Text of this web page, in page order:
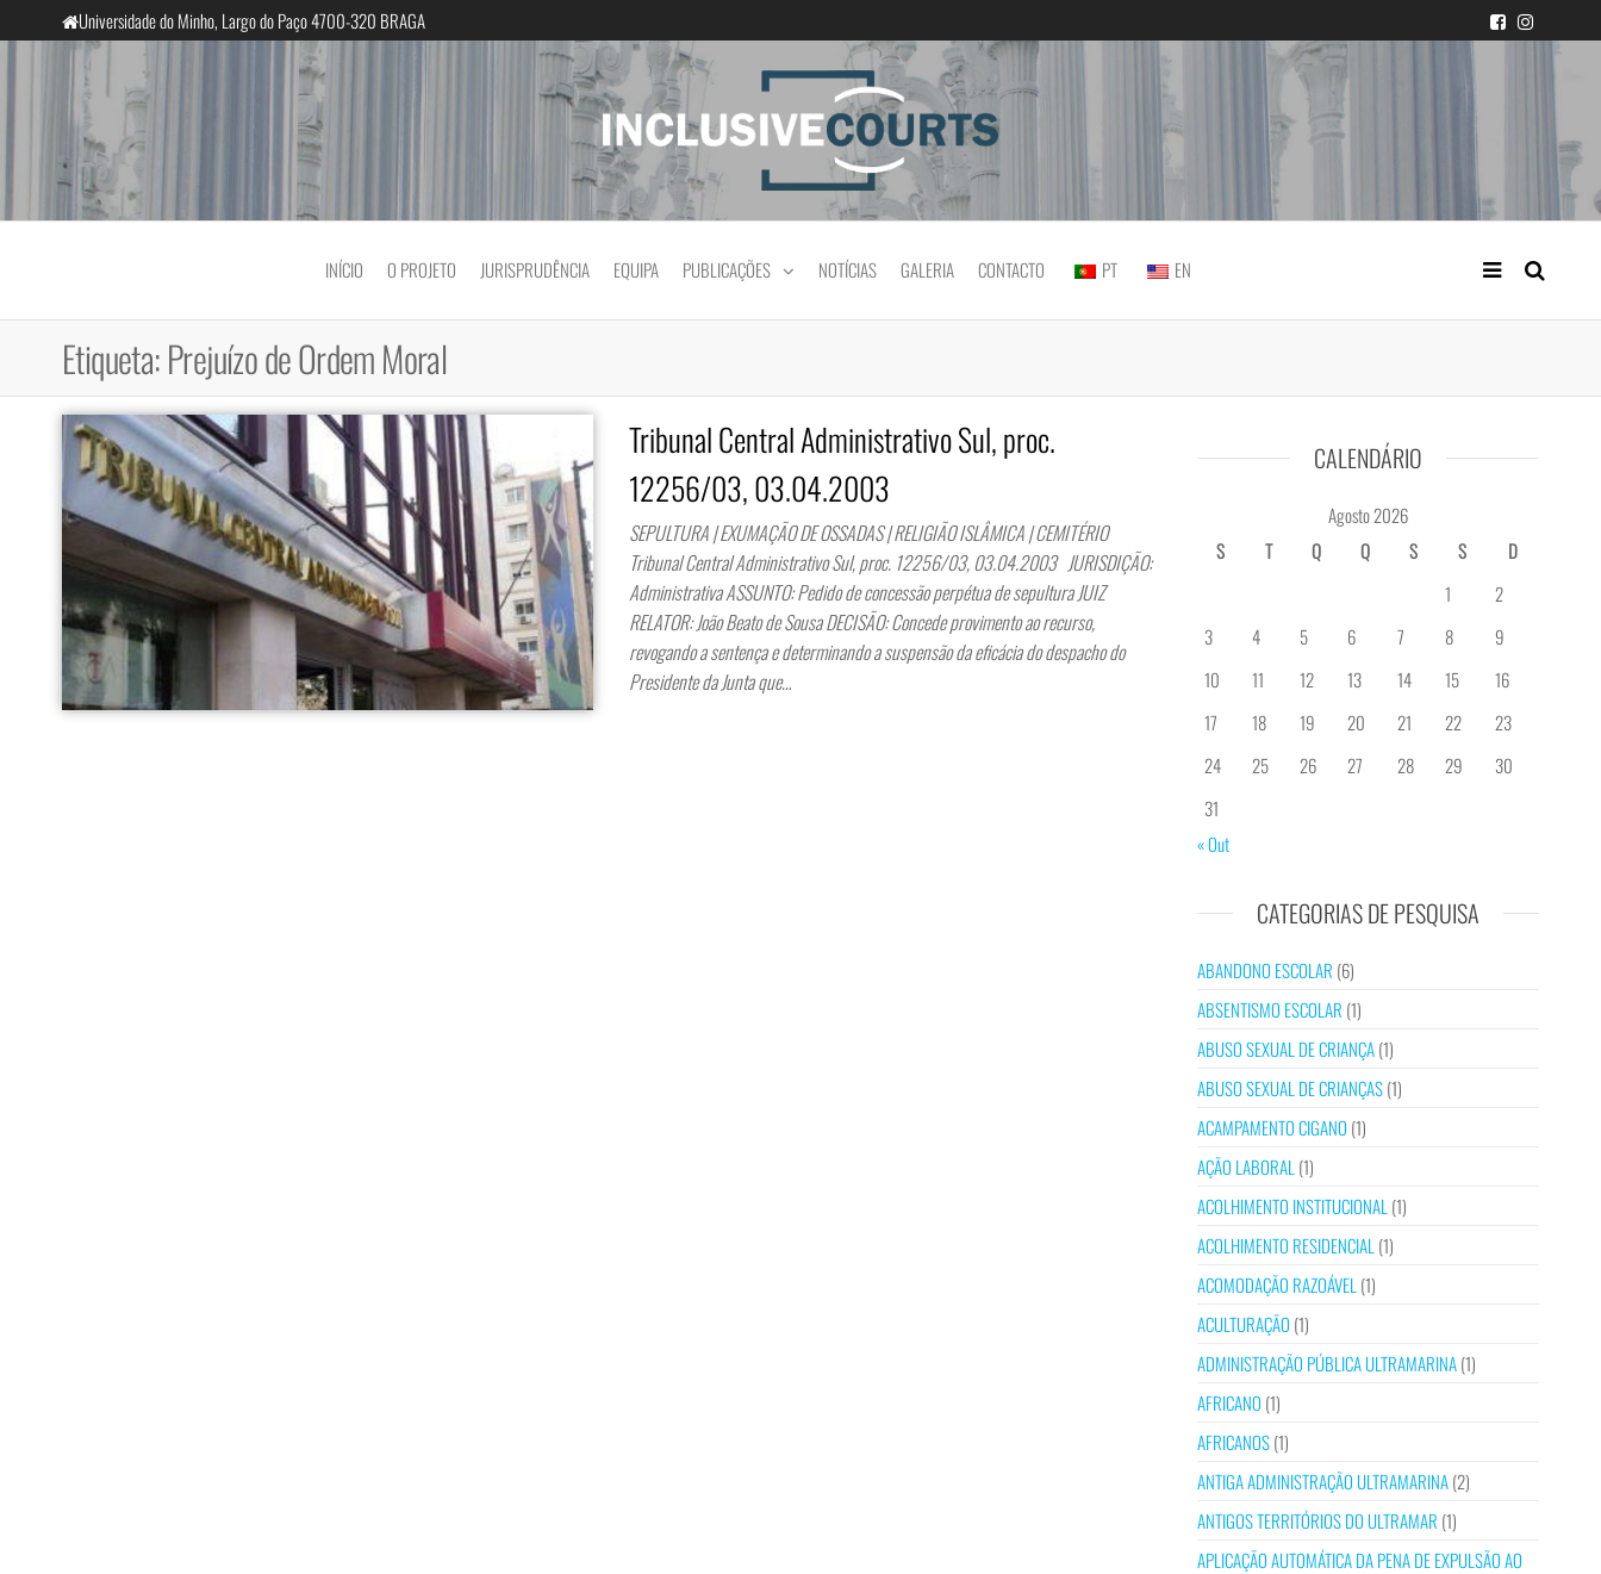
para
Universidade do Minho, Largo do Paço 4700-320 BRAGA
InclusiveCourts Igualdade e diferença cultural na prática judicial portuguesa
INÍCIO O PROJETO JURISPRUDÊNCIA EQUIPA PUBLICAÇÕES NOTÍCIAS GALERIA CONTACTO PT EN
Etiqueta:Prejuízo de Ordem Moral
Tribunal Central Administrativo Sul, proc.
12256/03, 03.04.2003
SEPULTURA | EXUMAÇÃO DE OSSADAS | RELIGIÃO ISLÂMICA | CEMITÉRIO
Tribunal Central Administrativo Sul, proc. 12256/03, 03.04.2003 JURISDIÇÃO:
Administrativa ASSUNTO: Pedido de concessão perpétua de sepultura JUIZ
RELATOR: João Beato de Sousa DECISÃO: Concede provimento ao recurso,
revogando a sentença e determinando a suspensão da eficácia do despacho do
Presidente da Junta que…
CALENDÁRIO
Agosto 2026
S
T Q Q S S
D
1
2
3
4 5 6 7 8
9
10
11 12 13 14 15
16
17
18 19 20 21 22
23
24
25 26 27 28 29
30
31
« Out
CATEGORIAS DE PESQUISA
ABANDONO ESCOLAR (6)
ABSENTISMO ESCOLAR (1)
ABUSO SEXUAL DE CRIANÇA(1)
ABUSO SEXUAL DE CRIANÇAS(1)
ACAMPAMENTO CIGANO (1)
AÇÃO LABORAL (1)
ACOLHIMENTO INSTITUCIONAL (1)
ACOLHIMENTO RESIDENCIAL (1)
ACOMODAÇÃO RAZOÁVEL (1)
ACULTURAÇÃO (1)
ADMINISTRAÇÃO PÚBLICA ULTRAMARINA(1)
AFRICANO (1)
AFRICANOS(1)
ANTIGA ADMINISTRAÇÃO ULTRAMARINA(2)
ANTIGOS TERRITÓRIOS DO ULTRAMAR (1)
APLICAÇÃO AUTOMÁTICA DA PENA DE EXPULSÃO AO